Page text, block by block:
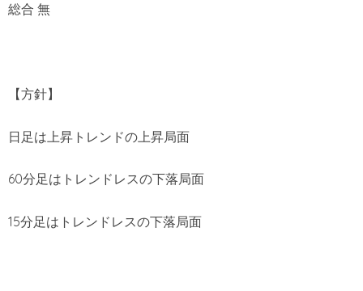
総合 無
【方針】
日足は上昇トレンドの上昇局面
60分足はトレンドレスの下落局面
15分足はトレンドレスの下落局面